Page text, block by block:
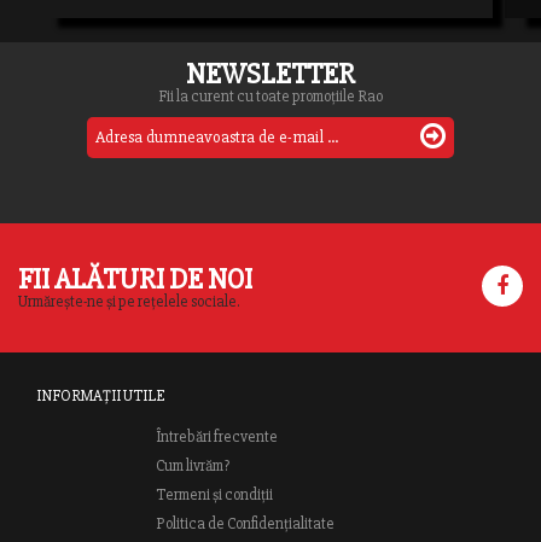
NEWSLETTER
Fii la curent cu toate promoțiile Rao
FII ALĂTURI DE NOI
Urmărește-ne și pe rețelele sociale.
INFORMAȚII UTILE
Întrebări frecvente
Cum livrăm?
Termeni și condiții
Politica de Confidențialitate